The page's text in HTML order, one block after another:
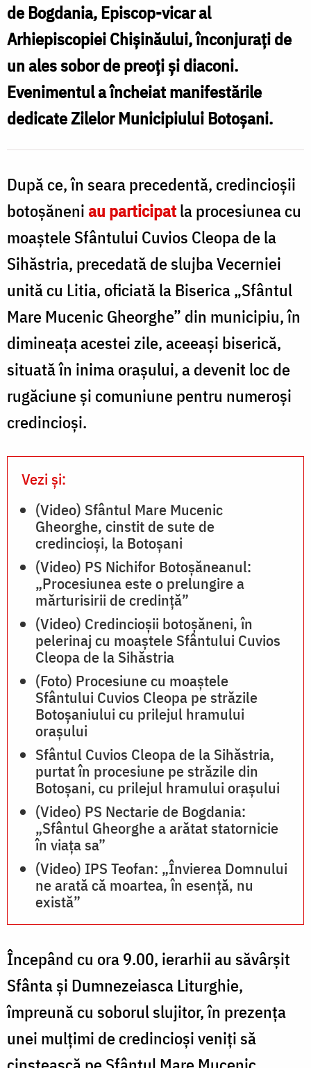
Foto:
Mihail
Vrăjitoru
de Bogdania, Episcop-vicar al
Arhiepiscopiei Chișinăului, înconjurați de
un ales sobor de preoți și diaconi.
Evenimentul a încheiat manifestările
dedicate Zilelor Municipiului Botoșani.
După ce, în seara precedentă, credincioșii
botoșăneniau participatla procesiunea cu
moaștele Sfântului Cuvios Cleopa de la
Sihăstria, precedată de slujba Vecerniei
unită cu Litia, oficiată la Biserica „Sfântul
Mare Mucenic Gheorghe” din municipiu, în
dimineața acestei zile, aceeași biserică,
situată în inima orașului, a devenit loc de
rugăciune și comuniune pentru numeroși
credincioși.
Vezi și:
(Video) Sfântul Mare Mucenic
Gheorghe, cinstit de sute de
credincioși, la Botoșani
(Video) PS Nichifor Botoșăneanul:
„Procesiunea este o prelungire a
mărturisirii de credință”
(Video) Credincioșii botoșăneni, în
pelerinaj cu moaștele Sfântului Cuvios
Cleopa de la Sihăstria
(Foto) Procesiune cu moaștele
Sfântului Cuvios Cleopa pe străzile
Botoșaniului cu prilejul hramului
orașului
Sfântul Cuvios Cleopa de la Sihăstria,
purtat în procesiune pe străzile din
Botoșani, cu prilejul hramului orașului
(Video) PS Nectarie de Bogdania:
„Sfântul Gheorghe a arătat statornicie
în viața sa”
(Video) IPS Teofan: „Învierea Domnului
ne arată că moartea, în esență, nu
există”
Începând cu ora 9.00, ierarhii au săvârșit
Sfânta și Dumnezeiasca Liturghie,
împreună cu soborul slujitor, în prezența
unei mulțimi de credincioși veniți să